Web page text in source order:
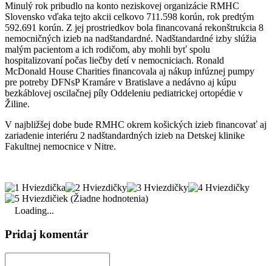
Minulý rok pribudlo na konto neziskovej organizácie RMHC
Slovensko vďaka tejto akcii celkovo 711.598 korún, rok predtým
592.691 korún. Z jej prostriedkov bola financovaná rekonštrukcia 8
nemocničných izieb na nadštandardné. Nadštandardné izby slúžia
malým pacientom a ich rodičom, aby mohli byť spolu
hospitalizovaní počas liečby detí v nemocniciach. Ronald
McDonald House Charities financovala aj nákup infúznej pumpy
pre potreby DFNsP Kramáre v Bratislave a nedávno aj kúpu
bezkáblovej oscilačnej píly Oddeleniu pediatrickej ortopédie v
Žiline.
V najbližšej dobe bude RMHC okrem košických izieb financovať aj
zariadenie interiéru 2 nadštandardných izieb na Detskej klinike
Fakultnej nemocnice v Nitre.
(Žiadne hodnotenia)
Loading...
Pridaj komentár